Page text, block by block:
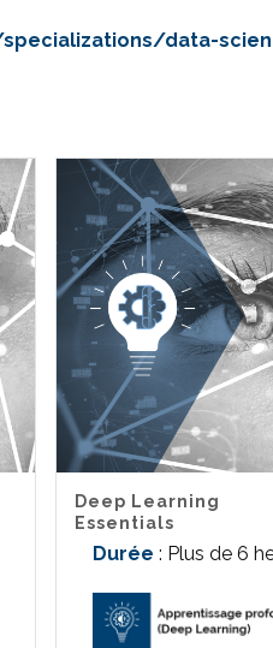
data-
Deep Learning
Essentials
Durée : Plus de 6